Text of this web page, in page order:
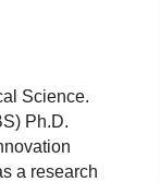
Science.
Ph.D.
a research